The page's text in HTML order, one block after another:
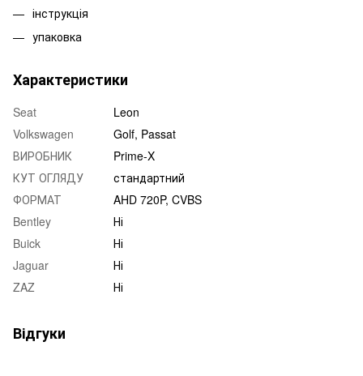
інструкція
упаковка
Характеристики
Seat
Leon
Volkswagen
Golf, Passat
ВИРОБНИК
Prime-X
КУТ ОГЛЯДУ
стандартний
ФОРМАТ
AHD 720P, CVBS
Bentley
Ні
Buick
Ні
Jaguar
Ні
ZAZ
Ні
Відгуки